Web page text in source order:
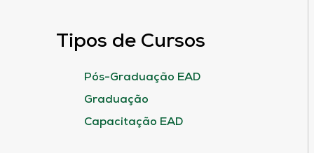
Tipos de Cursos
Pós-Graduação EAD
Graduação
Capacitação EAD